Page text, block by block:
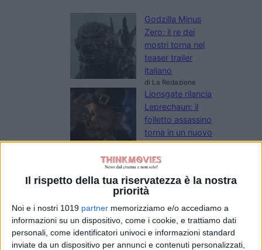
Il rispetto della tua riservatezza è la nostra
priorità
Noi e i nostri 1019 partner memorizziamo e/o accediamo a
informazioni su un dispositivo, come i cookie, e trattiamo dati
personali, come identificatori univoci e informazioni standard
inviate da un dispositivo per annunci e contenuti personalizzati,
Godzilla Minus
Zero: il re dei
mostri torna nel
teaser trailer
italiano
di La Redazione
Lionsgate rilancia
Leprechaun: il
folletto assassino
torna in un nuovo
film horror
di Emanuela Giuliani
Meadow Walker e
la Toyota Supra
di Paul Walker:
“Non l’ho
venduta”
di Emanuela Giuliani
Wonka 2, nessun